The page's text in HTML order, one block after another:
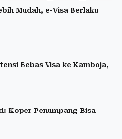
Mudah, e-Visa Berlaku
Bebas Visa ke Kamboja,
Koper Penumpang Bisa